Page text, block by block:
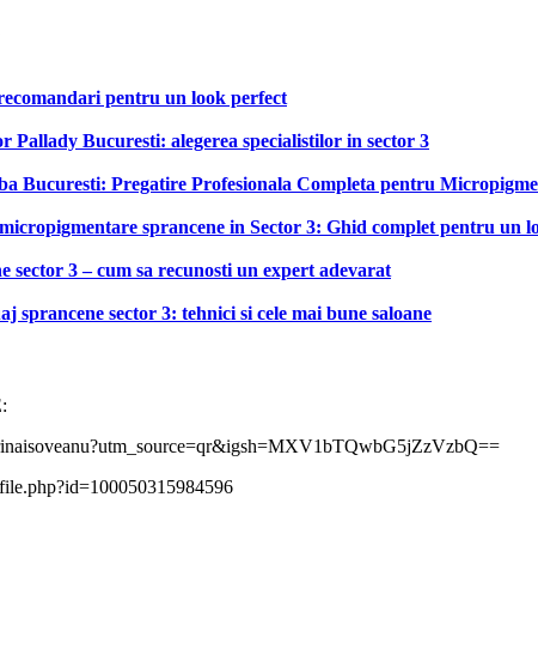
pentru un look perfect
Pallady Bucuresti: alegerea specialistilor in sector 3
Bucuresti: Pregatire Profesionala Completa pentru
sprancene in Sector 3: Ghid complet pentru un
sector 3 – cum sa recunosti un expert adevarat
sprancene sector 3: tehnici si cele mai bune saloane